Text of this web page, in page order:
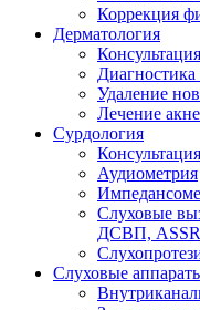
Коррекция
Дерматология
Удаление
Лечение
Сурдология
Аудиометрия
Слуховые
ДСВП,
Слуховые